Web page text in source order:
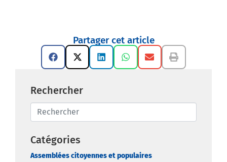
Partager cet article
Rechercher
Catégories
Assemblées citoyennes et populaires